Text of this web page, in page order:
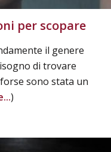
per scopare
il genere
di trovare
sono stata un
)